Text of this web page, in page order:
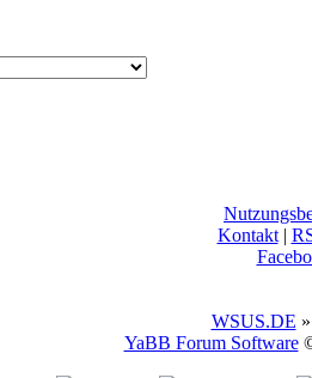
Kontakt|
WSUS.DE
YaBB Forum Software©